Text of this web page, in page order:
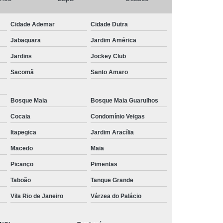
e Deck
Deck de Madeira Piscina
Deck de Piscina
para Piscina de Fibra
Deck Piscina
para Piscina
Instalação de Paver
Instalação de Piso de Madeira Maciça
Instalação de Piso Laminado
Instalação de Piso Tátil
Instalação de Porcelanato
Piso Vinílico
Instalação Porcelanato
Instalações de Deck em Madeira
Cidade Ademar Cidade Dutra
Jabaquara Jardim América
Jardins Jockey Club
Sacomã Santo Amaro
Bosque Maia Bosque Maia Guarulhos
Cocaia Condomínio Veigas
Itapegica Jardim Aracília
Macedo Maia
Picanço Pimentas
Taboão Tanque Grande
Vila Rio de Janeiro Várzea do Palácio